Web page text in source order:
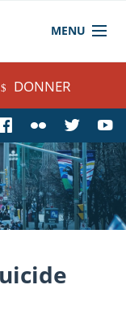
MENU
DONNER